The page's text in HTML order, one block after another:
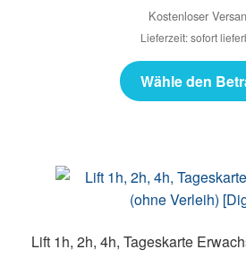
Kostenloser
Lieferzeit: sofort
Wähle den
Lift 1h, 2h, 4h, Tageskarte